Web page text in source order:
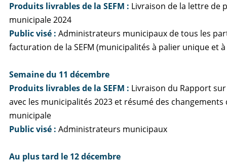
Produits livrables de la SEFM : Livraison de la lettre de
municipale 2024
Public visé : Administrateurs municipaux de tous les
facturation de la SEFM (municipalités à palier unique et
Semaine du 11 décembre
Produits livrables de la SEFM : Livraison du Rapport
avec les municipalités 2023 et résumé des changements
municipale
Public visé : Administrateurs municipaux
Au plus tard le 12 décembre